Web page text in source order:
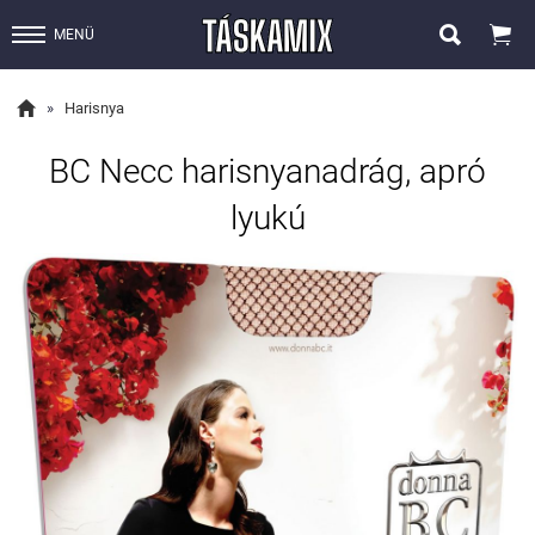
MENÜ  
 » Harisnya
BC Necc harisnyanadrág, apró
lyukú